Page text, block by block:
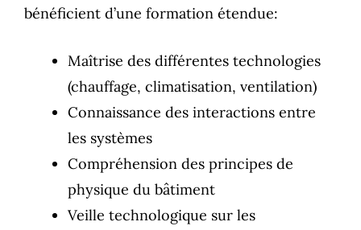
bénéficient d’une formation étendue:
Maîtrise des différentes technologies
(chauffage, climatisation, ventilation)
Connaissance des interactions entre
les systèmes
Compréhension des principes de
physique du bâtiment
Veille technologique sur les